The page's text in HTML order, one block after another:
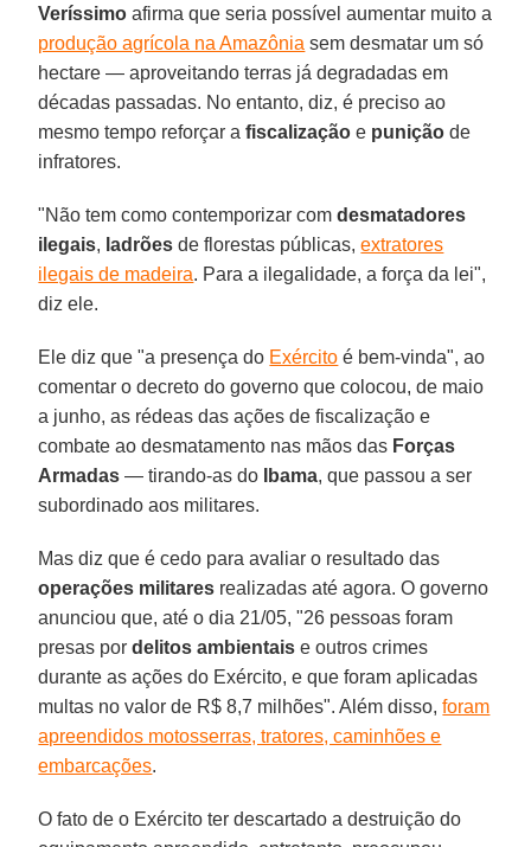
Veríssimo afirma que seria possível aumentar muito a
produção agrícola na Amazônia sem desmatar um só
hectare — aproveitando terras já degradadas em
décadas passadas. No entanto, diz, é preciso ao
mesmo tempo reforçar afiscalização e punição de
infratores.
"Não tem como contemporizar comdesmatadores
ilegais, ladrões de florestas públicas,extratores
ilegais de madeira. Para a ilegalidade, a força da lei",
diz ele.
Ele diz que "a presença do Exército é bem-vinda", ao
comentar o decreto do governo que colocou, de maio
a junho, as rédeas das ações de fiscalização e
combate ao desmatamento nas mãos das Forças
Armadas — tirando-as do Ibama, que passou a ser
subordinado aos militares.
Mas diz que é cedo para avaliar o resultado das
operações militares realizadas até agora. O governo
anunciou que, até o dia 21/05, "26 pessoas foram
presas pordelitos ambientais e outros crimes
durante as ações do Exército, e que foram aplicadas
multas no valor de R$ 8,7 milhões". Além disso,foram
apreendidos motosserras, tratores, caminhões e
embarcações.
O fato de o Exército ter descartado a destruição do